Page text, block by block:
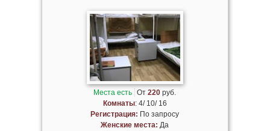
Места есть От220 руб.
Комнаты: 4/ 10/ 16
Регистрация: По запросу
Женские места: Да